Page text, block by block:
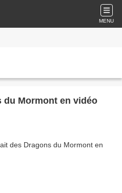
MENU
du Mormont en vidéo